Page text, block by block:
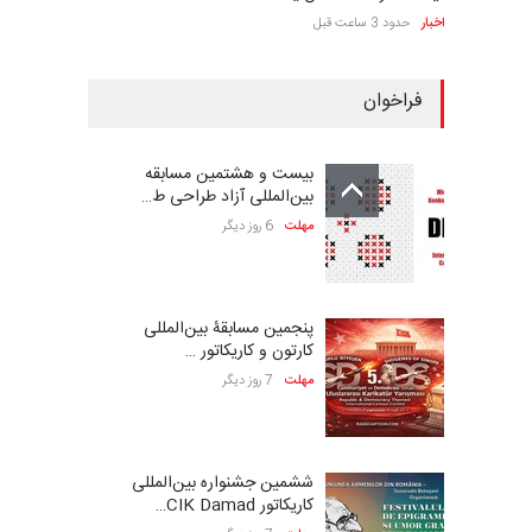
اخبار حدود 3 ساعت قبل
فراخوان
بیست و هشتمین مسابقه
بین‌المللی آزاد طراحی ط…
مهلت 6 روز دیگر
پنجمین مسابقۀ بین‌المللی
کارتون و کاریکاتور …
مهلت 7 روز دیگر
ششمین جشنواره بین‌المللی
کاریکاتور CIK Damad…